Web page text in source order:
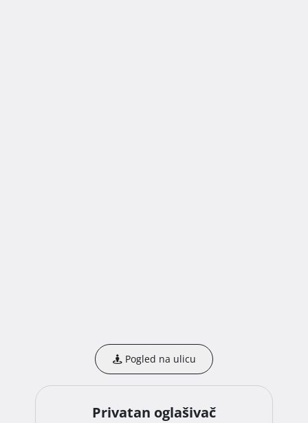
*distance to the sea 180 m
*distance to the beach 350 m (5 min. walk)
*distance to international bus station 270 m (4 min.
walk)
Pogled na ulicu
Privatan oglašivač